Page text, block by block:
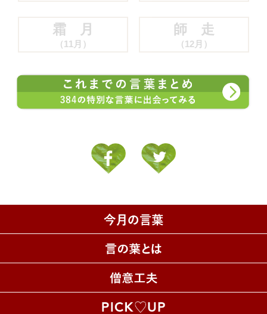
霜 月
（11月）
師 走
（12月）